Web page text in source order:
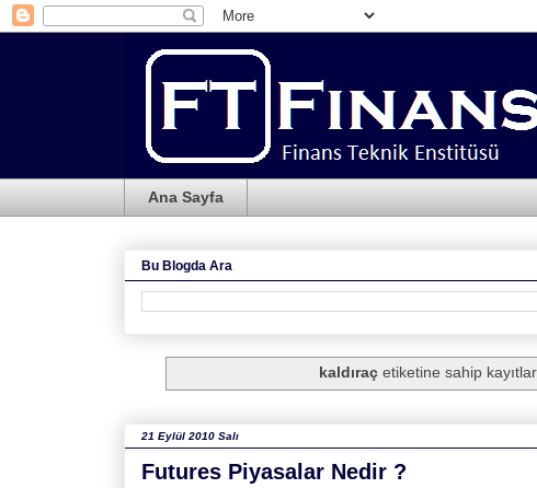
Ana Sayfa
Bu Blogda Ara
kaldıraç etiketine sahip
21 Eylül 2010 Salı
Futures Piyasalar Nedir ?